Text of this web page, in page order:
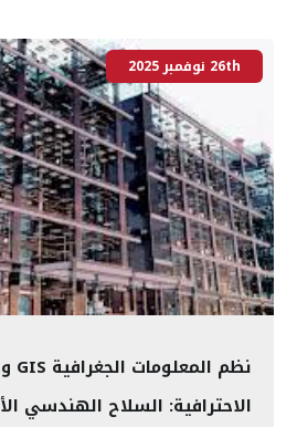
الاحترافية: السلاح الهندسي
26th نوفمبر 2025